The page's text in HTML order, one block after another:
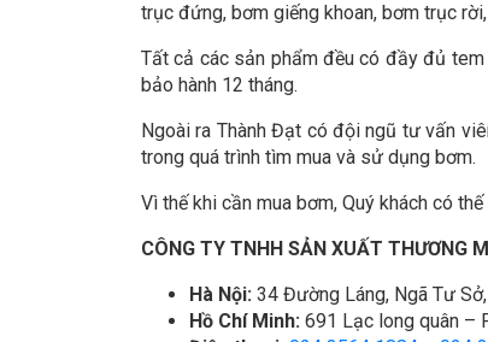
trục đứng, bơm giếng khoan, bơm trục rời,
Tất cả các sản phẩm đều có đầy đủ tem
bảo hành 12 tháng.
Ngoài ra Thành Đạt có đội ngũ tư vấn
trong quá trình tìm mua và sử dụng bơm.
Vì thế khi cần mua bơm, Quý khách có
CÔNG TY TNHH SẢN XUẤT THƯƠNG
Hà Nội: 34 Đường Láng, Ngã Tư
Hồ Chí Minh: 691 Lạc long quân –